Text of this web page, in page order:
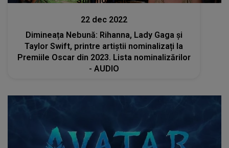
22 dec 2022
Dimineața Nebună: Rihanna, Lady Gaga şi
Taylor Swift, printre artiștii nominalizați la
Premiile Oscar din 2023. Lista nominalizărilor
- AUDIO